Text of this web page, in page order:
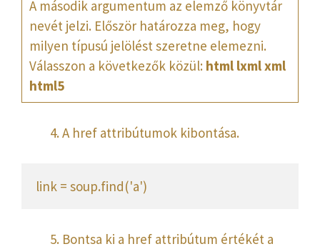
A második argumentum az elemző könyvtár
nevét jelzi. Először határozza meg, hogy
milyen típusú jelölést szeretne elemezni.
Válasszon a következők közül: html lxmlxml
html5
A href attribútumok kibontása.
link = soup.find('a')
Bontsa ki a href attribútum értékét a